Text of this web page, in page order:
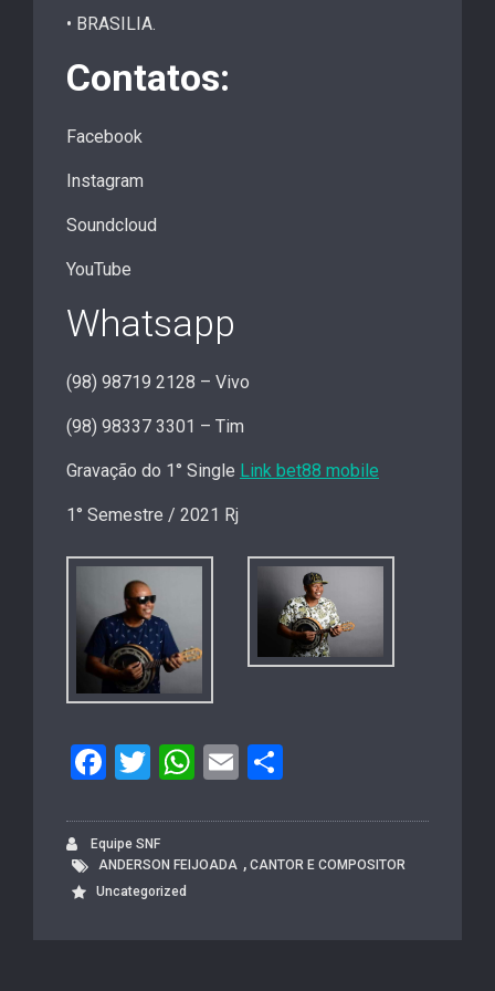
• BRASILIA.
Contatos:
Facebook
Instagram
Soundcloud
YouTube
Whatsapp
(98) 98719 2128 – Vivo
(98) 98337 3301 – Tim
Gravação do 1° Single Link bet88 mobile
1° Semestre / 2021 Rj
F
c
e
b
T
tt
er
W
at
s
E
ailar
e
Equipe SNF
ANDERSON FEIJOADA , CANTOR E COMPOSITOR
Uncategorized